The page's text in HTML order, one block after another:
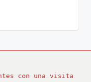
con una visita